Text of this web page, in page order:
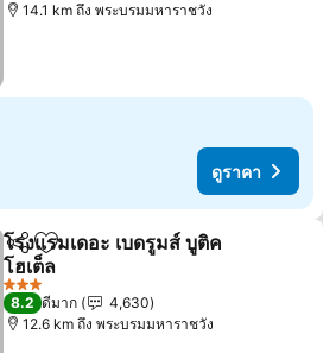
14.1 km ถึง พระบรมมหาราชวัง
ดูราคา
แชร์ เพิ่มในรายการโปรด
โรงแรมเดอะ เบดรูมส์ บูติค
โฮเต็ล
ดูราคา
3 ดาว
8.2 ดีมาก
4,630
12.6 km ถึง พระบรมมหาราชวัง